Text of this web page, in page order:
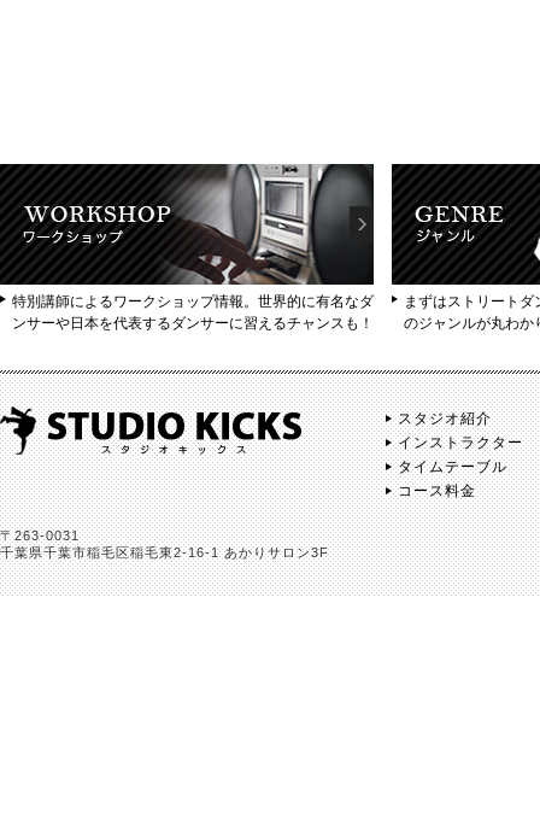
特別講師によるワークショップ情報。世界的に有名なダ
ンサーや日本を代表するダンサーに習えるチャンスも！
まずはストリート
のジャンルが丸わか
〒263-0031
千葉県千葉市稲毛区稲毛東2-16-1 あかりサロン3F
スタジオ紹介
インストラクター
タイムテーブル
コース料金